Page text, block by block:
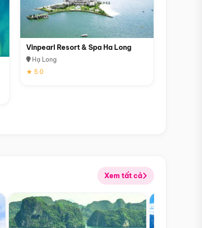
Vinpearl Resort & Spa Ha Long
Hạ Long
★ 5.0
Xem tất cả